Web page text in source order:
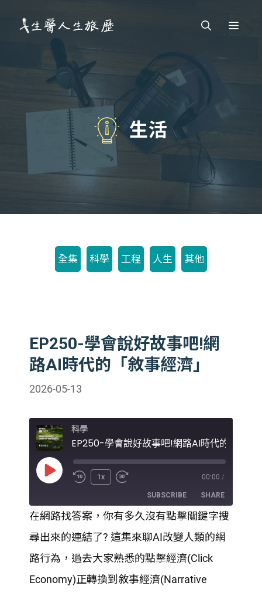
Menu
生活
全集 科學 工程 人生 其他
EP250-學會說好故事吧!網
路AI時代的「敘事經濟」
2026-05-13
科學
Play
1x 00:00 /
SUBSCRIBE SHARE
RSS FEED
SHARE
LINK
EMBED
在網路找答案，你有多久沒有點擊關鍵字搜
尋出來的連結了? 這集來聊AI改變人類的網
路行為，過去大家熟悉的點擊經濟(Click
Economy)正轉換到敘事經濟(Narrative